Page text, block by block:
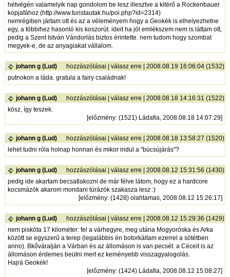
hétvégén valamelyik nap gondolom be lesz illesztve a kitérő a Rockenbauer
kopjafához (http://www.turistautak.hu/poi.php?id=2314)
nemrégiben jártam ott és az a véleményem hogy a Geokék is elhelyezhetne
egy, a többihez hasonló kis koszorút. ideit ha jól emlékszem nem is láttam ott,
pedig a Szent István Vándorlás biztos érintette. nem tudom hogy szombat
megyek-e, de az anyagiakat vállalom.
johann g (Lud) hozzászólásai |válasz erre | 2008.08.19 16:06:04 (1532)
putnokon a láda. gratula a fairy családnak!
johann g (Lud) hozzászólásai |válasz erre | 2008.08.18 14:16:31 (1522)
kösz, így teszek.
[előzmény: (1521) Ládafia, 2008.08.18 14:07:29]
johann g (Lud) hozzászólásai |válasz erre | 2008.08.18 13:58:27 (1520)
lehet tudni róla holnap honnan és mikor indul a "búcsújárás"?
johann g (Lud) hozzászólásai |válasz erre | 2008.08.12 15:31:56 (1430)
pedig ide akartam becsatlakozni de már félve látom, hogy ez a hardcore
kocsmázók akarom mondani túrázók szakasza lesz :)
[előzmény: (1428) olahtamas, 2008.08.12 15:26:17]
johann g (Lud) hozzászólásai |válasz erre | 2008.08.12 15:29:36 (1429)
nem piskóta 17 kilométer: fel a várhegyre, meg utána Mogyoróska és Arka
között se egyszerű a terep (legalábbis én botorkáltam ezerrel a sötétben
anno). Bkőváralján a Várban és az állomáson is van pecsét. a Céceit is az
állomáson érdemes beütni mert ez keményebb visszagyalogolás.
Hajrá Geokék!
[előzmény: (1424) Ládafia, 2008.08.12 15:08:27]